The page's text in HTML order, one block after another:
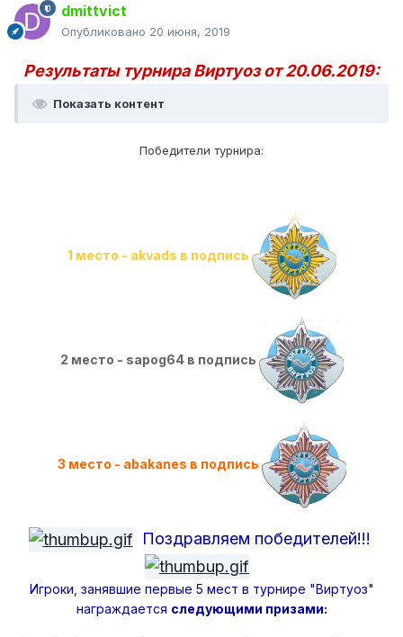
dmittvict
Опубликовано 20 июня, 2019
Результаты турнира Виртуоз от 20.06.2019:
Показать контент
Победители турнира:
1 место - akvads в подпись
2 место - sapog64 в подпись
3 место - abakanes в подпись
Поздравляем победителей!!!
Игроки, занявшие первые 5 мест в турнире "Виртуоз"
награждается следующими призами: